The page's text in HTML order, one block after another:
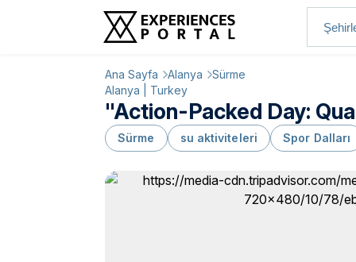
Ana Sayfa Alanya Sürme
Alanya | Turkey
"Action-Packed Day:
Sürme su aktiviteleri Spor Dalları